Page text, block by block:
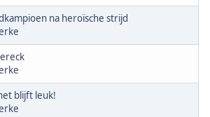
na heroïsche strijd
blijft leuk!